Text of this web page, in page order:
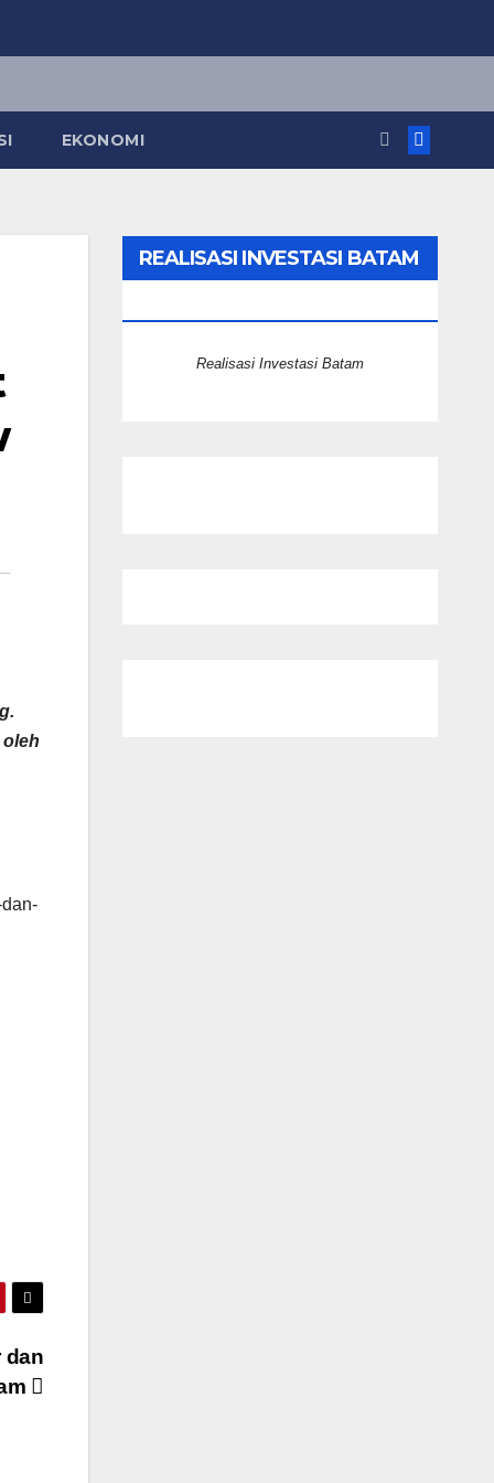
EKONOMI
dan
REALISASI INVESTASI BATAM
Realisasi Investasi Batam